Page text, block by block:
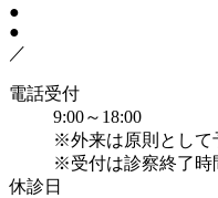
●
●
／
電話受付
9:00～18:00
※外来は原則として
※受付は診察終了時
休診日